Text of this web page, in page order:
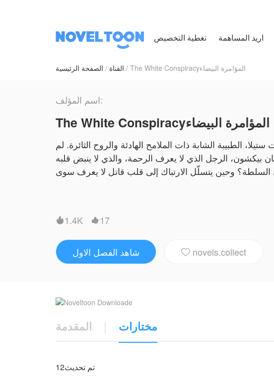
اريد المساهمة
الصفحة الرئيسية القناة The White Conspiracyالمؤامرة البيضاء
اسم المؤلف:
The White Conspiracyالمؤامرة البيضاء
الطبيبة الشابة ذات الملامح الهادئة والروح الثائرة. لم
الرجل الذي لا يعرف الرحمة، والذي لا ينبض قلبه
بجنون السلطة؟ وحين يتسلّل الارتباك إلى قلب قاتل لا يعرف سوى
 1.4K  17
شاهد الفصل الاول  novels.collect
المقدمة | مختارات
12تم تحديث